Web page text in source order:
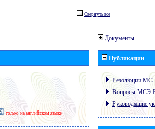
Свернуть все
только на английском языке
Документы
Публикации
Резолюции
Вопросы МСЭ-
Руководящие